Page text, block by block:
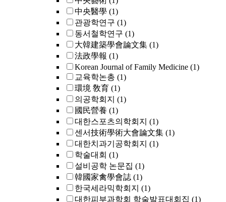
中央醫學 (1)
관광학연구 (1)
동서철학연구 (1)
大韓建築學會論文集 (1)
法政學報 (1)
Korean Journal of Family Medicine (1)
교육학논총 (1)
環境 敎育 (1)
의공학회지 (1)
國民營養 (1)
대한스포츠의학회지 (1)
센서技術學術大會論文集 (1)
대한치과기공학회지 (1)
학술대회 (1)
설비공학 논문집 (1)
韓國家禽學會誌 (1)
한국세라믹학회지 (1)
대한피부과학회 학술발표대회집 (1)